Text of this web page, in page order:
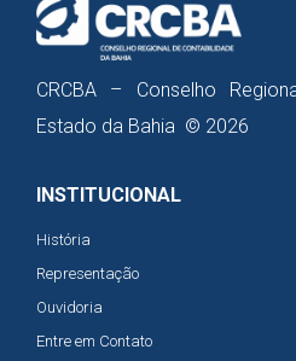
CRCBA – Conselho
Estado da Bahia © 2026
INSTITUCIONAL
História
Representação
Ouvidoria
Entre em Contato